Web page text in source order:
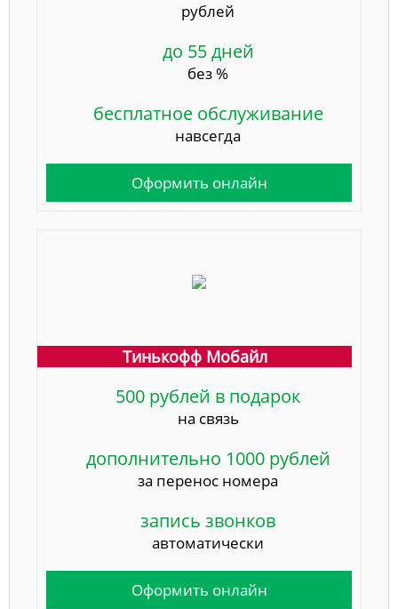
рублей
до 55 дней
без %
бесплатное обслуживание
навсегда
Оформить онлайн
Тинькофф Мобайл
500 рублей в подарок
на связь
дополнительно 1000 рублей
за перенос номера
запись звонков
автоматически
Оформить онлайн